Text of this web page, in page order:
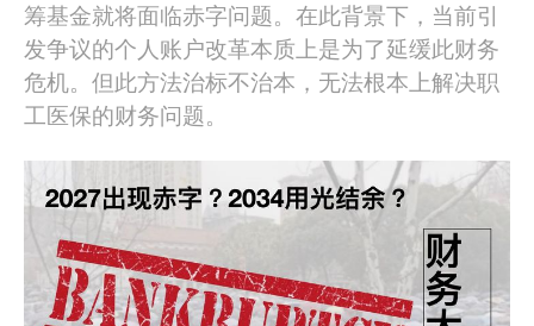
筹基金就将面临赤字问题。在此背景下，当前引
发争议的个人账户改革本质上是为了延缓此财务
危机。但此方法治标不治本，无法根本上解决职
工医保的财务问题。